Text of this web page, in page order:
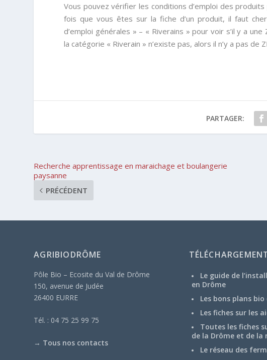
Vous pouvez vérifier les conditions d’emploi des
fois que vous êtes sur la fiche d’un produit, il faut
d’emploi générales » – « Riverains » pour voir s’il y a une
la catégorie « Riverain » n’existe pas, alors il n’y a pas de
PARTAGER:
Recherche apprentissage en maraichage et boulangerie
paysanne
PRÉCÉDENT
AGRIBIODRÔME
Pôle Bio – Ecosite du Val de Drôme
150, avenue de Judée
26400 EURRE
Tél. : 04 75 25 99 75
→ Tous nos contacts
Le guide de
en Drôme
Les bons plans bio
Les fiches sur les
Toutes les fiches
de la Drôme et de la
Le réseau des